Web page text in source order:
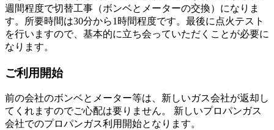
週間程度で切替工事（ボンベとメーターの交換）になりま
す。所要時間は30分から1時間程度です。最後に点火テスト
を行いますので、基本的に立ち会っていただくことが必要に
なります。
ご利用開始
前の会社のボンベとメーター等は、新しいガス会社が返却し
てくれますのでご心配は要りません。 新しいプロパンガス
会社でのプロパンガス利用開始となります。